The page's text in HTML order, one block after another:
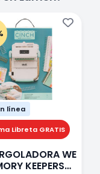
línea
Libreta GRATIS
WE
KEEPERS